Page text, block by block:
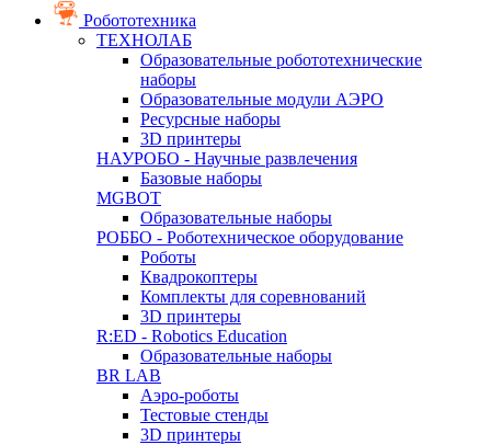
Робототехника
ТЕХНОЛАБ
Образовательные робототехнические
наборы
Образовательные модули АЭРО
Ресурсные наборы
3D принтеры
НАУРОБО - Научные развлечения
Базовые наборы
MGBOT
Образовательные наборы
РОББО - Роботехническое оборудование
Роботы
Квадрокоптеры
Комплекты для соревнований
3D принтеры
R:ED - Robotics Education
Образовательные наборы
BR LAB
Аэро-роботы
Тестовые стенды
3D принтеры